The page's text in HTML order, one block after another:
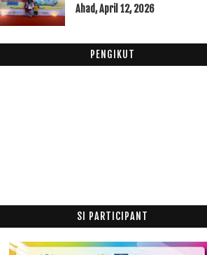
►Februari(10)
▼Januari(9)
Queensbay Mall------->kunci kereta ku hilang
►2011(63)
Ahad, April 12, 2026
PENGIKUT
SI PARTICIPANT